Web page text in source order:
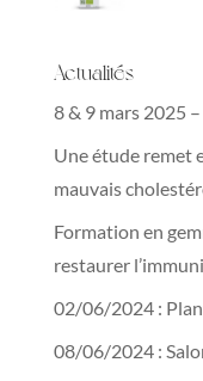
Actualités
8 & 9 mars 2025
Une étude remet
mauvais
Formation en
restaurer
02/06/2024 :
08/06/2024 :